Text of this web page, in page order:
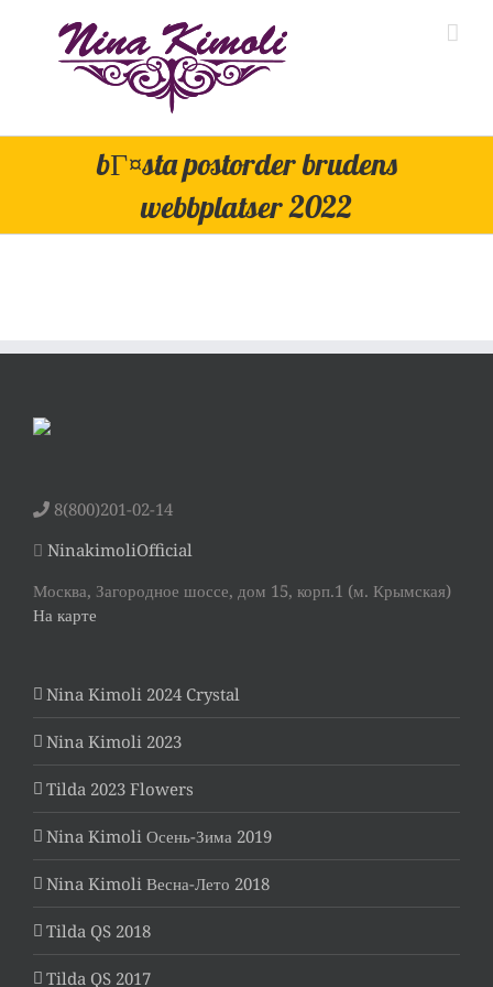
bГ¤sta postorder brudens
webbplatser 2022
8(800)201-02-14
NinakimoliOfficial
Москва, Загородное шоссе, дом 15, корп.1 (м. Крымская)
На карте
Nina Kimoli 2024 Crystal
Nina Kimoli 2023
Tilda 2023 Flowers
Nina Kimoli Осень-Зима 2019
Nina Kimoli Весна-Лето 2018
Tilda QS 2018
Tilda QS 2017